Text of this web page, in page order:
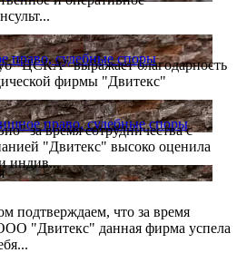
право, судебные споры
право, судебные споры
"ЦСКА" выражает благодарность
фирмы "Двитекс"
за время сотрудничества с
"Двитекс" высоко оценила
индив...
подтверждаем, что за время
"Двитекс" данная фирма успела